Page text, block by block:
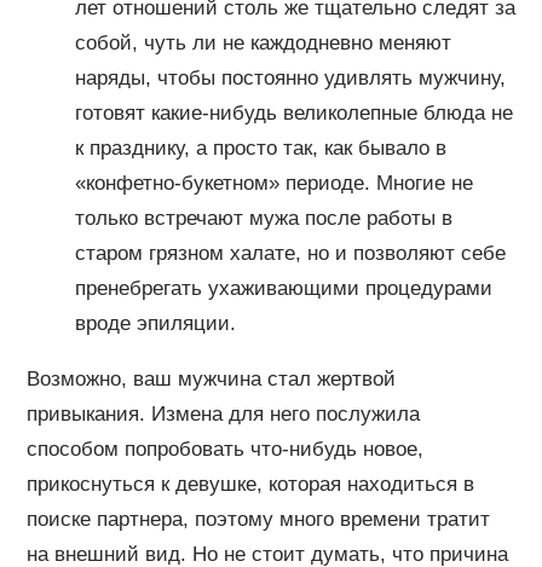
лет отношений столь же тщательно следят за
собой, чуть ли не каждодневно меняют
наряды, чтобы постоянно удивлять мужчину,
готовят какие-нибудь великолепные блюда не
к празднику, а просто так, как бывало в
«конфетно-букетном» периоде. Многие не
только встречают мужа после работы в
старом грязном халате, но и позволяют себе
пренебрегать ухаживающими процедурами
вроде эпиляции.
Возможно, ваш мужчина стал жертвой
привыкания. Измена для него послужила
способом попробовать что-нибудь новое,
прикоснуться к девушке, которая находиться в
поиске партнера, поэтому много времени тратит
на внешний вид. Но не стоит думать, что причина